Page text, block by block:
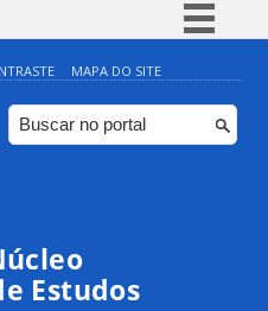
Simplifique!
Comunica BR
Participe
MAPA DO SITE
Estudos